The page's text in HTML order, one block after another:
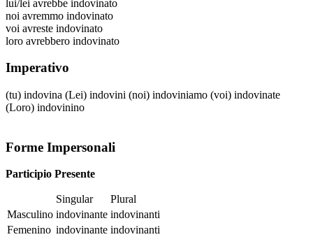
lui/lei avrebbe indovinato
noi avremmo indovinato
voi avreste indovinato
loro avrebbero indovinato
Imperativo
(tu) indovina (Lei) indovini (noi) indoviniamo (voi) indovinate
(Loro) indovinino
Forme Impersonali
Participio Presente
Singular
Plural
Masculino indovinante indovinanti
Femenino indovinante indovinanti